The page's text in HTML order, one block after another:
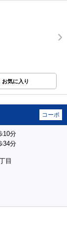
お気に入り
コーポ
10分
34分
目